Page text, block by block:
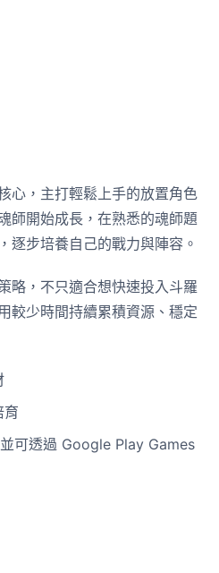
心，主打輕鬆上手的放置角色
師開始成長，在熟悉的魂師題
逐步培養自己的戰力與陣容。
略，不只適合想快速投入斗羅
較少時間持續累積資源、穩定
育
可透過 Google Play Games